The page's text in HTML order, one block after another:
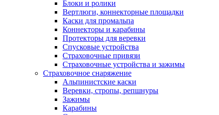
Блоки и ролики
Вертлюги, коннекторные площадки
Каски для промальпа
Коннекторы и карабины
Протекторы для веревки
Спусковые устройства
Страховочные привязи
Страховочные устройства и зажимы
Страховочное снаряжение
Альпинистские каски
Веревки, стропы, репшнуры
Зажимы
Карабины